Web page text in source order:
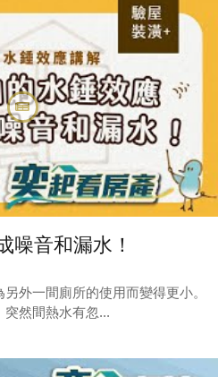
噪音和漏水！
外一間廁所的使用而變得更小。
然間熱水有忽...